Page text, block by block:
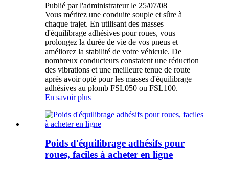
Publié par l'administrateur le 25/07/08
Vous méritez une conduite souple et sûre à
chaque trajet. En utilisant des masses
d'équilibrage adhésives pour roues, vous
prolongez la durée de vie de vos pneus et
améliorez la stabilité de votre véhicule. De
nombreux conducteurs constatent une réduction
des vibrations et une meilleure tenue de route
après avoir opté pour les masses d'équilibrage
adhésives au plomb FSL050 ou FSL100.
En savoir plus
Poids d'équilibrage adhésifs pour
roues, faciles à acheter en ligne